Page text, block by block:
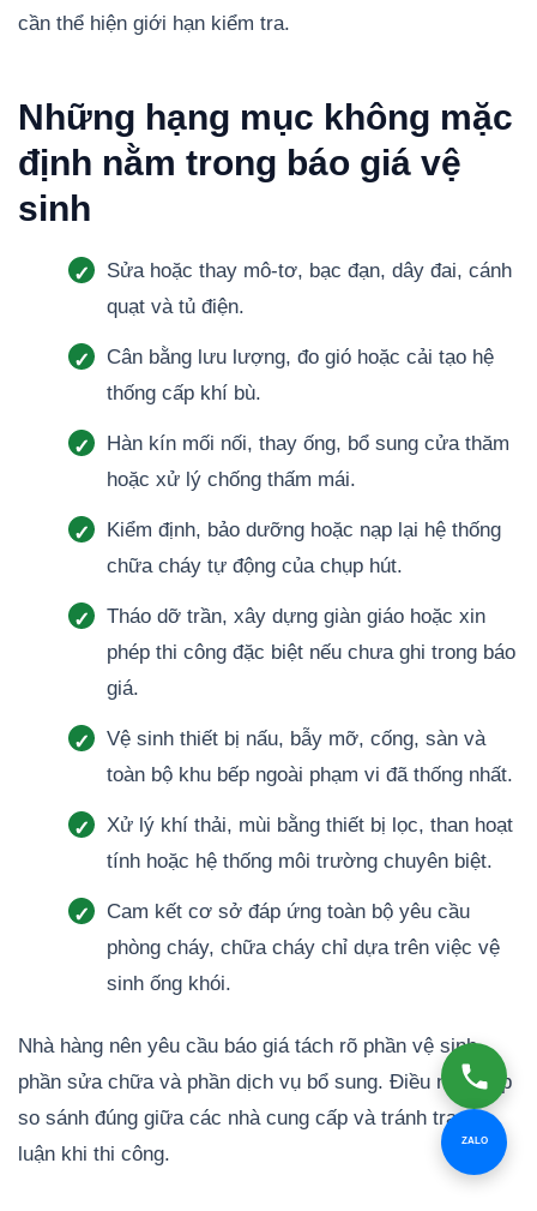
cần thể hiện giới hạn kiểm tra.
Những hạng mục không mặc
định nằm trong báo giá vệ
sinh
Sửa hoặc thay mô-tơ, bạc đạn, dây đai, cánh
quạt và tủ điện.
Cân bằng lưu lượng, đo gió hoặc cải tạo hệ
thống cấp khí bù.
Hàn kín mối nối, thay ống, bổ sung cửa thăm
hoặc xử lý chống thấm mái.
Kiểm định, bảo dưỡng hoặc nạp lại hệ thống
chữa cháy tự động của chụp hút.
Tháo dỡ trần, xây dựng giàn giáo hoặc xin
phép thi công đặc biệt nếu chưa ghi trong báo
giá.
Vệ sinh thiết bị nấu, bẫy mỡ, cống, sàn và
toàn bộ khu bếp ngoài phạm vi đã thống nhất.
Xử lý khí thải, mùi bằng thiết bị lọc, than hoạt
tính hoặc hệ thống môi trường chuyên biệt.
Cam kết cơ sở đáp ứng toàn bộ yêu cầu
phòng cháy, chữa cháy chỉ dựa trên việc vệ
sinh ống khói.
Nhà hàng nên yêu cầu báo giá tách rõ phần vệ sinh,
phần sửa chữa và phần dịch vụ bổ sung. Điều này giúp
so sánh đúng giữa các nhà cung cấp và tránh tranh
luận khi thi công.
ZALO